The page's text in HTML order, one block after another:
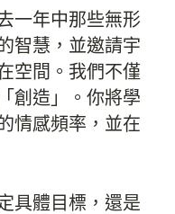
一年中那些無形
智慧，並邀請宇
空間。我們不僅
創造」。你將學
情感頻率，並在
具體目標，還是